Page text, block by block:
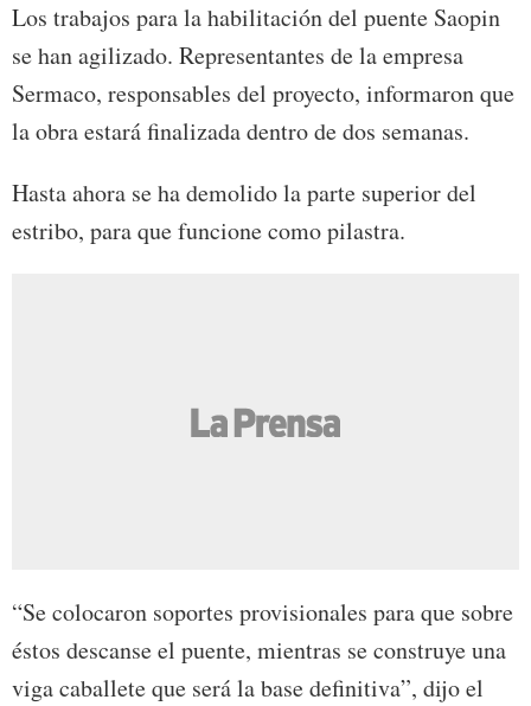
Los trabajos para la habilitación del puente Saopin
se han agilizado. Representantes de la empresa
Sermaco, responsables del proyecto, informaron que
la obra estará finalizada dentro de dos semanas.
Hasta ahora se ha demolido la parte superior del
estribo, para que funcione como pilastra.
“Se colocaron soportes provisionales para que sobre
éstos descanse el puente, mientras se construye una
viga caballete que será la base definitiva”, dijo el